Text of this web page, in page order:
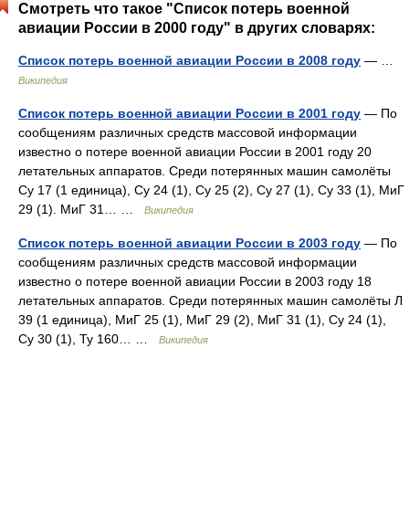
Смотреть что такое "Список потерь военной
авиации России в 2000 году" в других словарях:
Список потерь военной авиации России в 2008 году — …
Википедия
Список потерь военной авиации России в 2001 году — По
сообщениям различных средств массовой информации
известно о потере военной авиации России в 2001 году 20
летательных аппаратов. Среди потерянных машин самолёты
Су 17 (1 единица), Су 24 (1), Су 25 (2), Су 27 (1), Су 33 (1), МиГ
29 (1). МиГ 31… …
Википедия
Список потерь военной авиации России в 2003 году — По
сообщениям различных средств массовой информации
известно о потере военной авиации России в 2003 году 18
летательных аппаратов. Среди потерянных машин самолёты Л
39 (1 единица), МиГ 25 (1), МиГ 29 (2), МиГ 31 (1), Су 24 (1),
Су 30 (1), Ту 160… …
Википедия